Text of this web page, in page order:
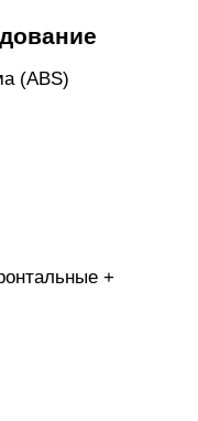
(ABS)
+